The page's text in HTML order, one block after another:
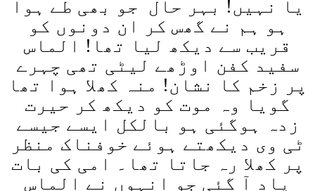
یا نہیں! بہر حال جو بھی طے ہوا
ہو ہم نے گھس کر ان دونوں کو
قریب سے دیکھ لیا تھا! الماس
سفید کفن اوڑھے لیٹی تھی چہرے
پر زخم کا نشان! منہ کھلا ہوا تھا
گویا وہ موت کو دیکھ کر حیرت
زدہ ہوگئی ہو بالکل ایسے جیسے
ٹی وی دیکھتے ہوئے خوفناک منظر
پر کھلا رہ جاتا تھا۔ امی کی بات
یاد آ گئی جو انہوں نے الماس